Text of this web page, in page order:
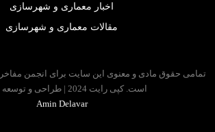
اخبار معماری و شهرسازی
مقالات معماری و شهرسازی
حقوق مادی و معنوی این سایت برای انجمن مفاخر
است. کپی رایت 2024 | طراحی و توسعه توسط
Amin Delavar